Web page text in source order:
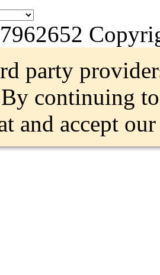
party
continuing
and accept